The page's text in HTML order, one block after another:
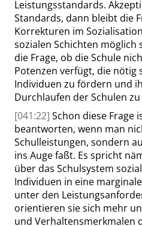
Leistungsstandards.
Standards, dann bleibt die
Korrekturen im
sozialen Schichten möglich
die Frage, ob die Schule
Potenzen verfügt, die
Individuen zu fördern und
Durchlaufen der Schulen
[041:22] Schon diese Frage
beantworten, wenn man
Schulleistungen, sondern
ins Auge faßt. Es spricht
über das Schulsystem
Individuen in eine
unter den
orientieren sie sich mehr
und Verhaltensmerkmalen